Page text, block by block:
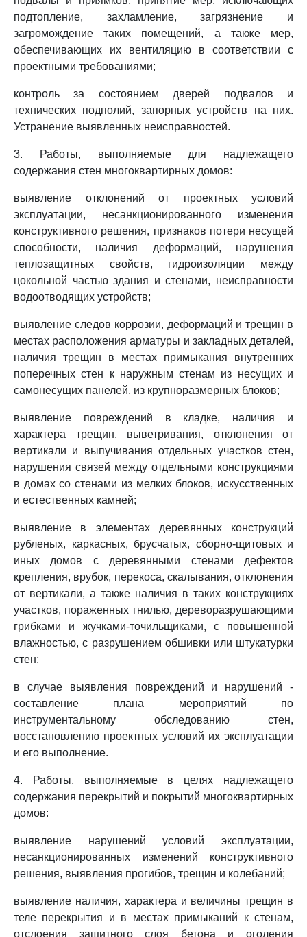
подтопление, захламление, загрязнение и
загромождение таких помещений, а также мер,
обеспечивающих их вентиляцию в соответствии с
проектными требованиями;
контроль за состоянием дверей подвалов и
технических подполий, запорных устройств на них.
Устранение выявленных неисправностей.
3. Работы, выполняемые для надлежащего
содержания стен многоквартирных домов:
выявление отклонений от проектных условий
эксплуатации, несанкционированного изменения
конструктивного решения, признаков потери несущей
способности, наличия деформаций, нарушения
теплозащитных свойств, гидроизоляции между
цокольной частью здания и стенами, неисправности
водоотводящих устройств;
выявление следов коррозии, деформаций и трещин в
местах расположения арматуры и закладных деталей,
наличия трещин в местах примыкания внутренних
поперечных стен к наружным стенам из несущих и
самонесущих панелей, из крупноразмерных блоков;
выявление повреждений в кладке, наличия и
характера трещин, выветривания, отклонения от
вертикали и выпучивания отдельных участков стен,
нарушения связей между отдельными конструкциями
в домах со стенами из мелких блоков, искусственных
и естественных камней;
выявление в элементах деревянных конструкций
рубленых, каркасных, брусчатых, сборно-щитовых и
иных домов с деревянными стенами дефектов
крепления, врубок, перекоса, скалывания, отклонения
от вертикали, а также наличия в таких конструкциях
участков, пораженных гнилью, дереворазрушающими
грибками и жучками-точильщиками, с повышенной
влажностью, с разрушением обшивки или штукатурки
стен;
в случае выявления повреждений и нарушений -
составление плана мероприятий по
инструментальному обследованию стен,
восстановлению проектных условий их эксплуатации
и его выполнение.
4. Работы, выполняемые в целях надлежащего
содержания перекрытий и покрытий многоквартирных
домов:
выявление нарушений условий эксплуатации,
несанкционированных изменений конструктивного
решения, выявления прогибов, трещин и колебаний;
выявление наличия, характера и величины трещин в
теле перекрытия и в местах примыканий к стенам,
отслоения защитного слоя бетона и оголения